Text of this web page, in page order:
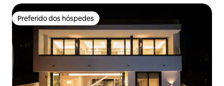
Preferido dos hóspedes
Preferido dos hóspedes